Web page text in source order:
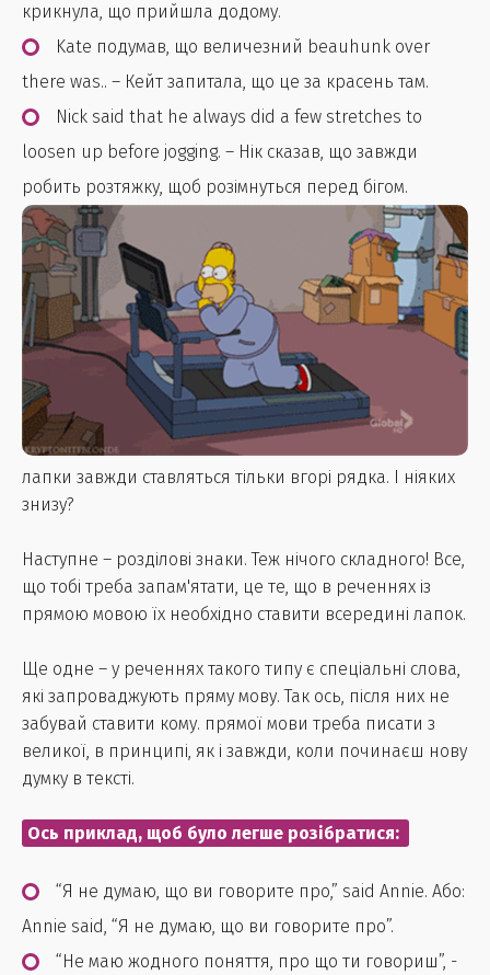
крикнула, що прийшла додому.
Kate подумав, що величезний beauhunk over
there was.. – Кейт запитала, що це за красень там.
Nick said that he always did a few stretches to
loosen up before jogging. – Нік сказав, що завжди
робить розтяжку, щоб розімнуться перед бігом.
лапки завжди ставляться тільки вгорі рядка. І ніяких
знизу?
Наступне – розділові знаки. Теж нічого складного! Все,
що тобі треба запам'ятати, це те, що в реченнях із
прямою мовою їх необхідно ставити всередині лапок.
Ще одне – у реченнях такого типу є спеціальні слова,
які запроваджують пряму мову. Так ось, після них не
забувай ставити кому. прямої мови треба писати з
великої, в принципі, як і завжди, коли починаєш нову
думку в тексті.
Ось приклад, щоб було легше розібратися:
“Я не думаю, що ви говорите про,” said Annie. Або:
Annie said, “Я не думаю, що ви говорите про”.
“Не маю жодного поняття, про що ти говориш”, -